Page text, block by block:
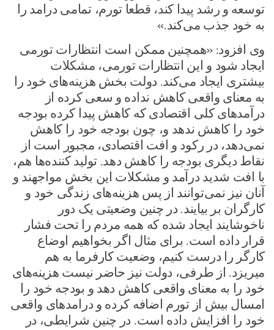
توسعه و رشد پیدا کند، قطعا تورم، تمامی درامد را
به خود جذب می‌کند.»
وی افزود: «همچنین ممکن است انتظارات تورمی
ایجاد شود و این انتظارات تورمی، مشکلات
بیشتری ایجاد می‌کند. دولت بخش هزینه‌های خود را
به معنای واقعی کاهش نداده و سعی کرده از
درآمد‌های کلی اقتصادی که کاهش پیدا کرده بودجه
خود را کاهش ندهد و، چون بودجه خود را کاهش
نمی‌دهد، در رکود و افت اقتصادی، مجبور است از
نقاط دیگری بودجه را کاهش دهد. تولید کننده‌ها هم،
با افت شدید درآمد و مشکلات این بخش مواجهند و
آنان نیز نمی‌توانند از پس هزینه‌های زندگی خود و
کارگران بر بیایند. در چنین وضعیتی یک دور
ناخوشایند ایجاد شده که همه مردم را تحت فشار
قرار داده است. برای مثال اگر بخواهیم اوضاع
کارگر را درست کنیم، وضعیت کارفرما به هم
میریزد. از طرفی، دولت نیز حاضر نیست هزینه‌های
خود را به معنای واقعی کاهش دهد و بودجه خود را
امسال بیش از تورم اضافه کرده و درامد‌های واقعی
خود را افزایش داده است. در چنین شرایطی، در